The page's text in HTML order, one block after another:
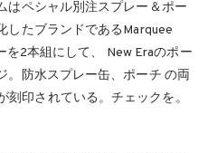
はペシャル別注スプレー＆ポー
したブランドであるMarquee
2本組にして、 New Eraのポー
。防水スプレー缶、ポーチ の両
印されている。チェックを。